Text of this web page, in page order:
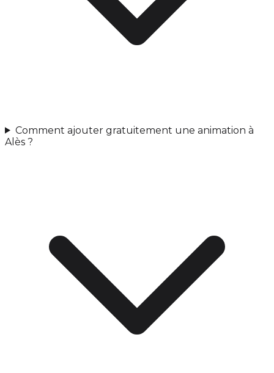
Comment ajouter gratuitement une animation à
Alès ?